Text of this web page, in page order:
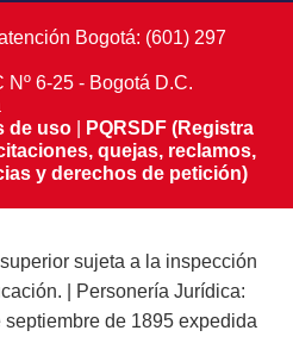
Bogotá: (601) 297
Nº 6-25 - Bogotá D.C.
de uso|
PQRSDF (Registra
quejas, reclamos,
y derechos de petición)
sujeta a la inspección
| Personería Jurídica:
de 1895 expedida